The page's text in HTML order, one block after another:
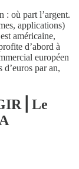
: où part l’argent.
applications)
américaine,
d’abord à
européen
par an,
Le